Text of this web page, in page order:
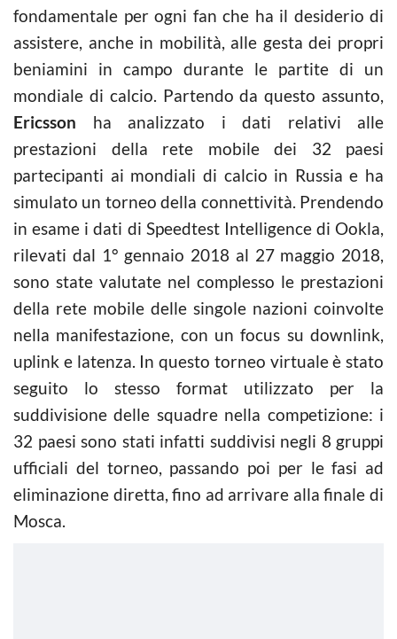
fondamentale per ogni fan che ha il desiderio di
assistere, anche in mobilità, alle gesta dei propri
beniamini in campo durante le partite di un
mondiale di calcio. Partendo da questo assunto,
Ericsson ha analizzato i dati relativi alle
prestazioni della rete mobile dei 32 paesi
partecipanti ai mondiali di calcio in Russia e ha
simulato un torneo della connettività. Prendendo
in esame i dati di Speedtest Intelligence di Ookla,
rilevati dal 1° gennaio 2018 al 27 maggio 2018,
sono state valutate nel complesso le prestazioni
della rete mobile delle singole nazioni coinvolte
nella manifestazione, con un focus su downlink,
uplink e latenza. In questo torneo virtuale è stato
seguito lo stesso format utilizzato per la
suddivisione delle squadre nella competizione: i
32 paesi sono stati infatti suddivisi negli 8 gruppi
ufficiali del torneo, passando poi per le fasi ad
eliminazione diretta, fino ad arrivare alla finale di
Mosca.